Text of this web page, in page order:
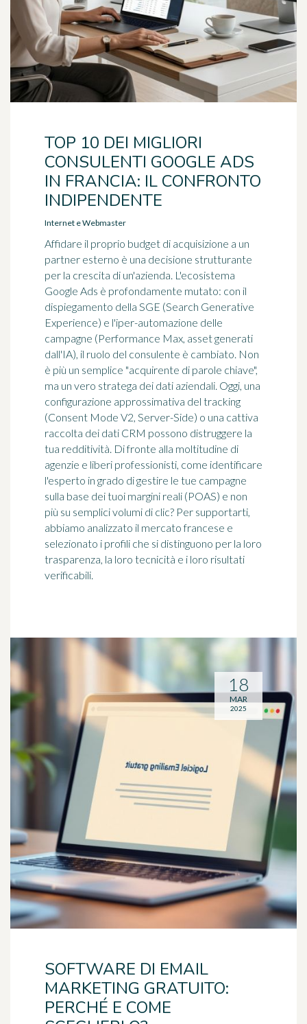
TOP 10 DEI MIGLIORI
CONSULENTI GOOGLE ADS
IN FRANCIA: IL CONFRONTO
INDIPENDENTE
Internet e Webmaster
Affidare il proprio budget di acquisizione a un
partner esterno è una decisione strutturante
per la crescita di un'azienda. L'ecosistema
Google Ads è profondamente mutato: con il
dispiegamento della SGE (Search Generative
Experience) e l'iper-automazione delle
campagne (Performance Max, asset generati
dall'IA), il ruolo del consulente è cambiato. Non
è più un semplice "acquirente di parole chiave",
ma un vero stratega dei dati aziendali. Oggi, una
configurazione approssimativa del tracking
(Consent Mode V2, Server-Side) o una cattiva
raccolta dei dati CRM possono distruggere la
tua redditività. Di fronte alla moltitudine di
agenzie e liberi professionisti, come identificare
l'esperto in grado di gestire le tue campagne
sulla base dei tuoi margini reali (POAS) e non
più su semplici volumi di clic? Per supportarti,
abbiamo analizzato il mercato francese e
selezionato i profili che si distinguono per la loro
trasparenza, la loro tecnicità e i loro risultati
verificabili.
SOFTWARE DI EMAIL
MARKETING GRATUITO:
PERCHÉ E COME
18
MAR
2025